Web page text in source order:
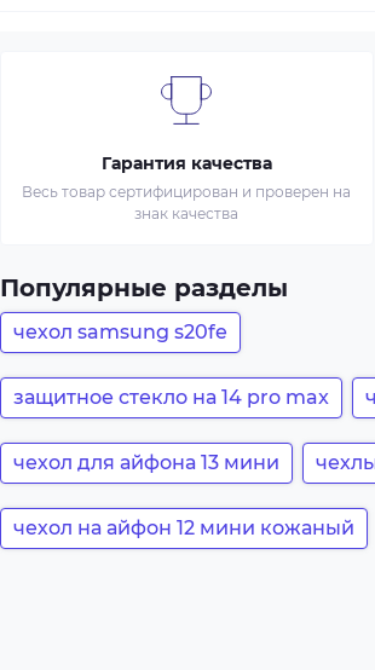
Гарантия качества
Весь товар сертифицирован и проверен на
знак качества
Популярные разделы
чехол samsung s20fe
защитное стекло на 14 pro max
чехол для айфона 13 мини
чехол на айфон 12 мини кожаный